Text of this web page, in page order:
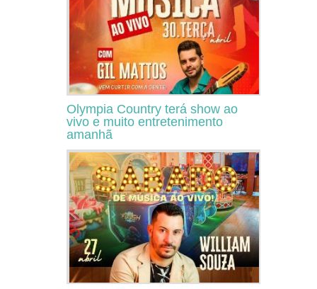
Olympia Country terá show ao
vivo e muito entretenimento
amanhã